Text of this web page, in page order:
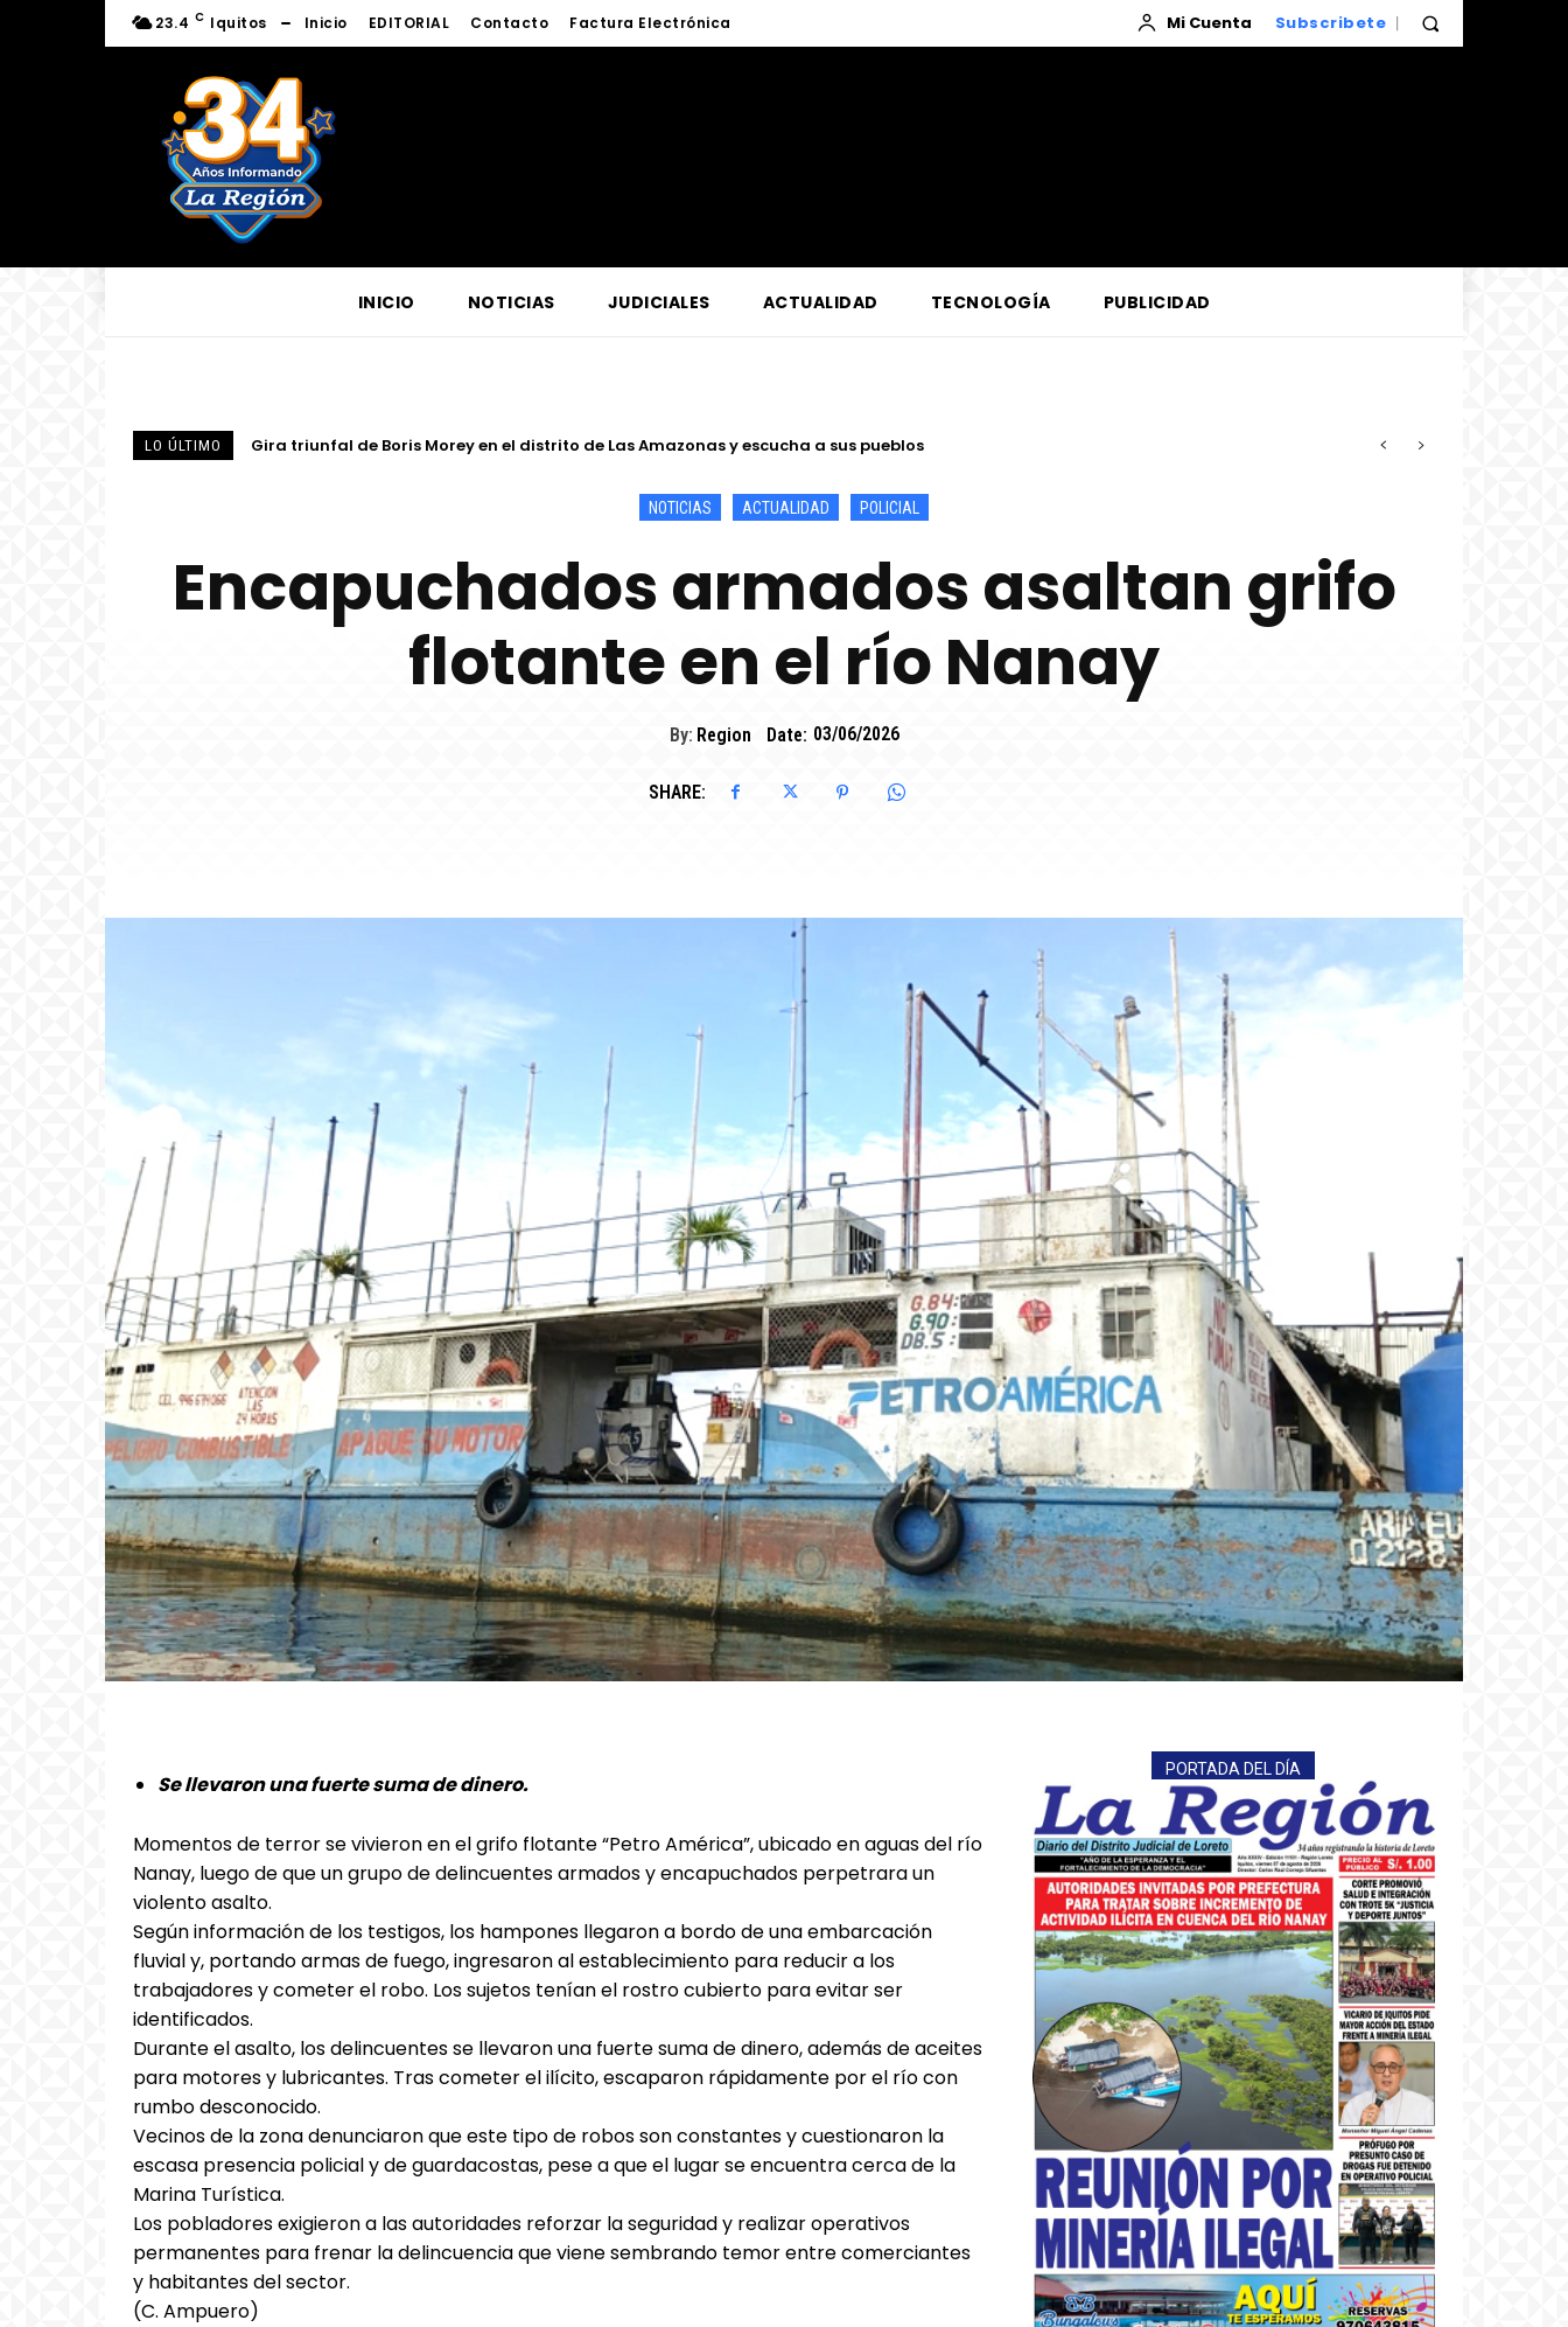
23.4 C Iquitos Inicio EDITORIAL Contacto Factura Electrónica Mi Cuenta Subscribete
INICIO NOTICIAS JUDICIALES ACTUALIDAD TECNOLOGÍA PUBLICIDAD
LO ÚLTIMO Gira triunfal de Boris Morey en el distrito de Las Amazonas y escucha a sus pueblos
IIAP presenta experiencia inmersiva para acercar al público a la investigación científica en la Amazonía
NOTICIAS ACTUALIDAD POLICIAL
Encapuchados armados asaltan grifo
flotante en el río Nanay
By: Region Date: 03/06/2026
SHARE:
Se llevaron una fuerte suma de dinero.
Momentos de terror se vivieron en el grifo flotante “Petro América”, ubicado en aguas del río
Nanay, luego de que un grupo de delincuentes armados y encapuchados perpetrara un
violento asalto.
Según información de los testigos, los hampones llegaron a bordo de una embarcación
fluvial y, portando armas de fuego, ingresaron al establecimiento para reducir a los
trabajadores y cometer el robo. Los sujetos tenían el rostro cubierto para evitar ser
identificados.
Durante el asalto, los delincuentes se llevaron una fuerte suma de dinero, además de aceites
para motores y lubricantes. Tras cometer el ilícito, escaparon rápidamente por el río con
rumbo desconocido.
Vecinos de la zona denunciaron que este tipo de robos son constantes y cuestionaron la
escasa presencia policial y de guardacostas, pese a que el lugar se encuentra cerca de la
Marina Turística.
Los pobladores exigieron a las autoridades reforzar la seguridad y realizar operativos
permanentes para frenar la delincuencia que viene sembrando temor entre comerciantes
y habitantes del sector.
(C. Ampuero)
PORTADA DEL DÍA